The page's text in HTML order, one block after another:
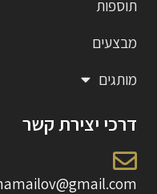
תוספות
מבצעים
מותגים
דרכי יצירת קשר